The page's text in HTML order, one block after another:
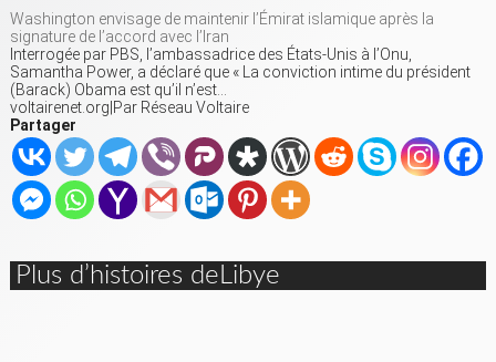
Washington envisage de maintenir l’Émirat islamique après la
signature de l’accord avec l’Iran
Interrogée par PBS, l’ambassadrice des États-Unis à l’Onu,
Samantha Power, a déclaré que « La conviction intime du président
(Barack) Obama est qu’il n’est…
voltairenet.org Par Réseau Voltaire
Partager
Plus d’histoires deLibye